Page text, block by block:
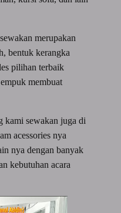
merupakan
bentuk kerangka
pilihan terbaik
membuat
kami sewakan juga di
acessories nya
nya dengan banyak
kebutuhan acara